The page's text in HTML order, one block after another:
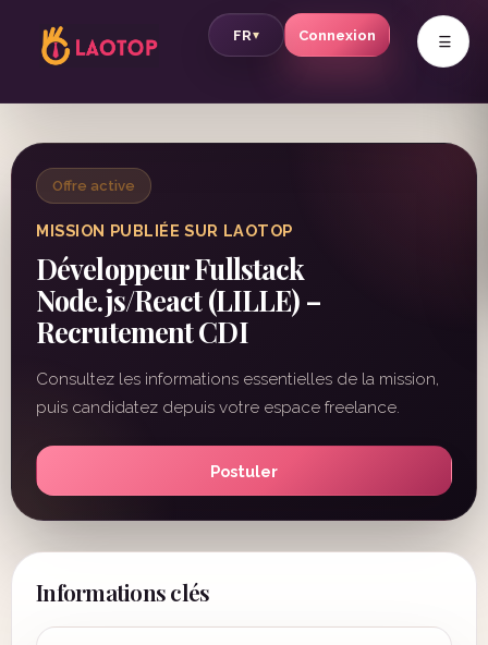
FR▾ Connexion v
Offre active
MISSION PUBLIÉE SUR LAOTOP
Développeur Fullstack
Node.js/React (LILLE) –
Recrutement CDI
Consultez les informations essentielles de la mission,
puis candidatez depuis votre espace freelance.
Postuler
Informations clés